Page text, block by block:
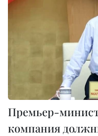
Премьер-
компания